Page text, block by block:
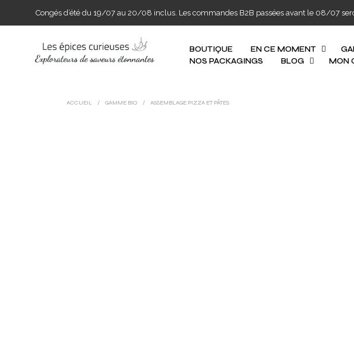
Congés d’été du 19/07 au 20/08 inclus. Les commandes B2B passées avant le 08/07
BOUTIQUE EN CE MOMENT
NOS PACKAGINGS
BLOG MON
ACCUEIL / GAMME BIO / ASSEMBLAGE PIZZA ET PÂTES